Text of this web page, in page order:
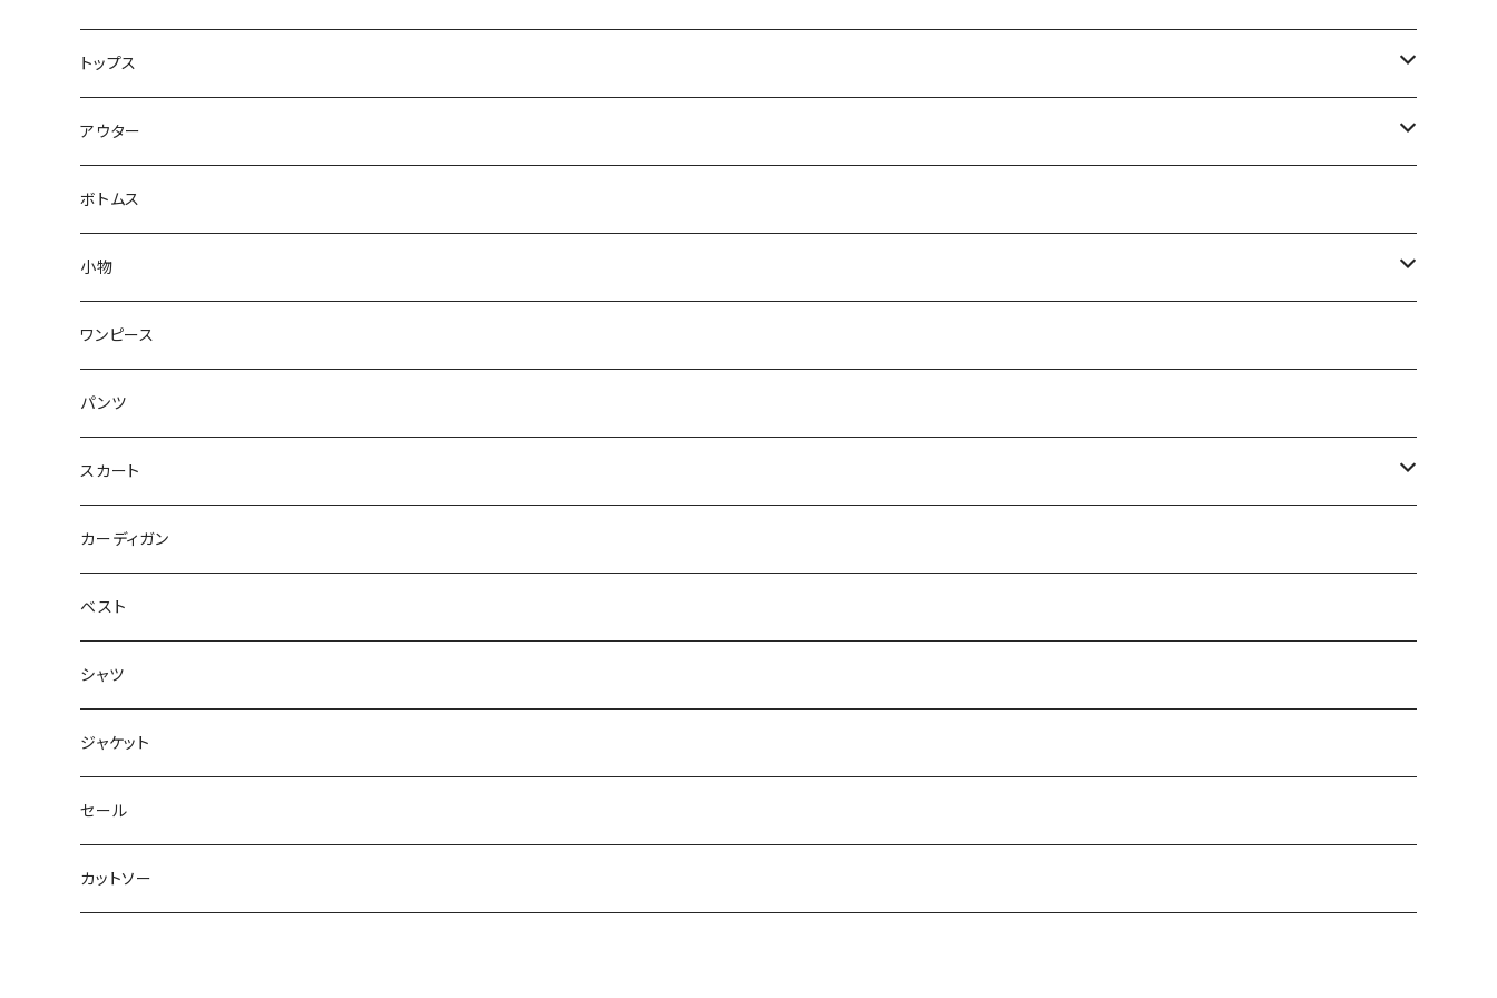
トップス
セーター
カットソー
シャツ
ブラウス
Tシャツ
タンクトップ
アウター
パーカー
ブルゾン
ボトムス
小物
シューズ
ワンピース
パンツ
スカート
ジャンバースカート
カーディガン
ベスト
シャツ
ジャケット
セール
カットソー